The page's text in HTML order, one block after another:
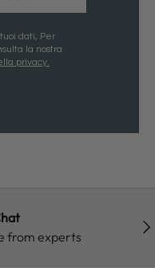
dati, Per
la nostra
privacy.
from experts